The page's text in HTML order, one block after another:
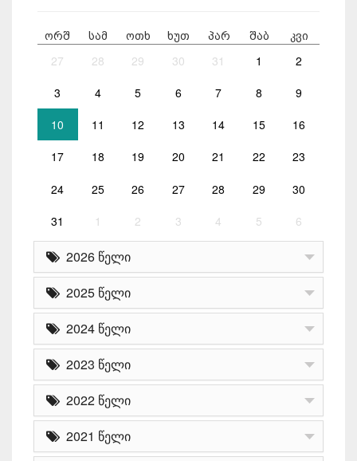
ორშ სამ ოთხ ხუთ პარ შაბ კვი
27 28 29 30 31 1 2
3 4 5 6 7 8 9
10 11 12 13 14 15 16
17 18 19 20 21 22 23
24 25 26 27 28 29 30
31 1 2 3 4 5 6
2026 წელი
2025 წელი
2024 წელი
2023 წელი
2022 წელი
2021 წელი